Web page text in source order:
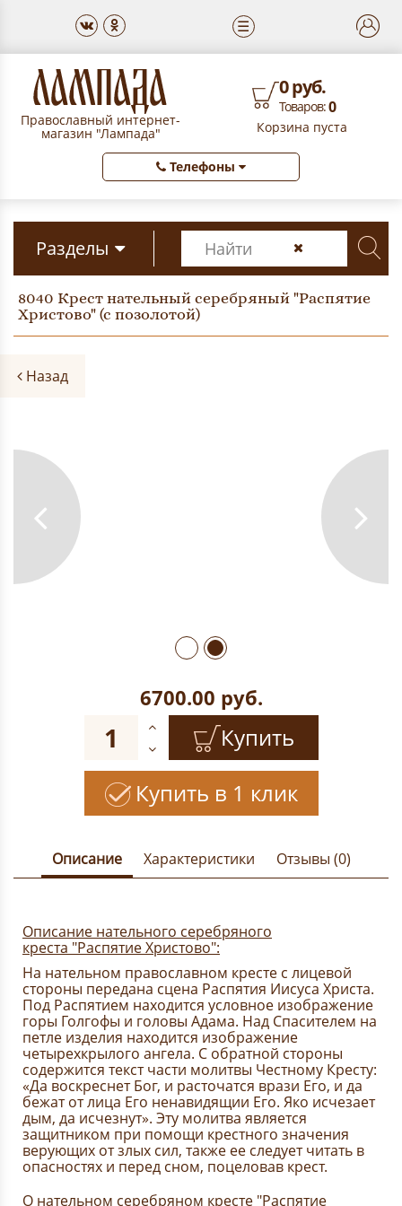
☰
Православный интернет-
магазин "Лампада"
0 руб.
Товаров:0
Корзина пуста
Телефоны
Разделы
8040 Крест нательный серебряный "Распятие
Христово" (с позолотой)
Назад
6700.00 руб.
Купить
Купить в 1 клик
Описание Характеристики Отзывы (0)
Описание нательного серебряного
креста "Распятие Христово":
На нательном православном кресте с лицевой
стороны передана сцена Распятия Иисуса Христа.
Под Распятием находится условное изображение
горы Голгофы и головы Адама. Над Спасителем на
петле изделия находится изображение
четырехкрылого ангела. С обратной стороны
содержится текст части молитвы Честному Кресту:
«Да воскреснет Бог, и расточатся врази Его, и да
бежат от лица Его ненавидящии Его. Яко исчезает
дым, да исчезнут». Эту молитва является
защитником при помощи крестного значения
верующих от злых сил, также ее следует читать в
опасностях и перед сном, поцеловав крест.
О нательном серебряном кресте "Распятие